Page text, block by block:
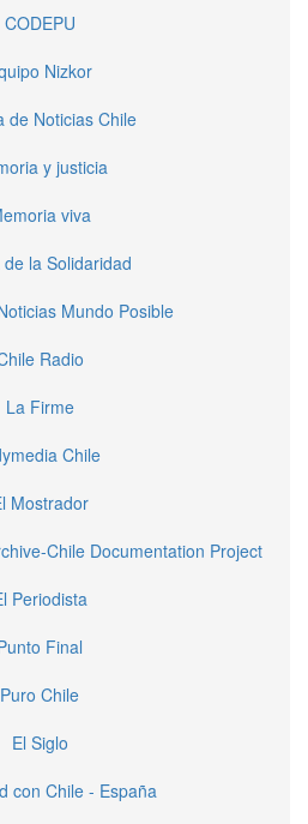
CODEPU
Nizkor
de Noticias Chile
y justicia
viva
la Solidaridad
Mundo Posible
Radio
La Firme
Chile
Mostrador
Chile Documentation Project
Periodista
Final
Puro Chile
El Siglo
con Chile - España